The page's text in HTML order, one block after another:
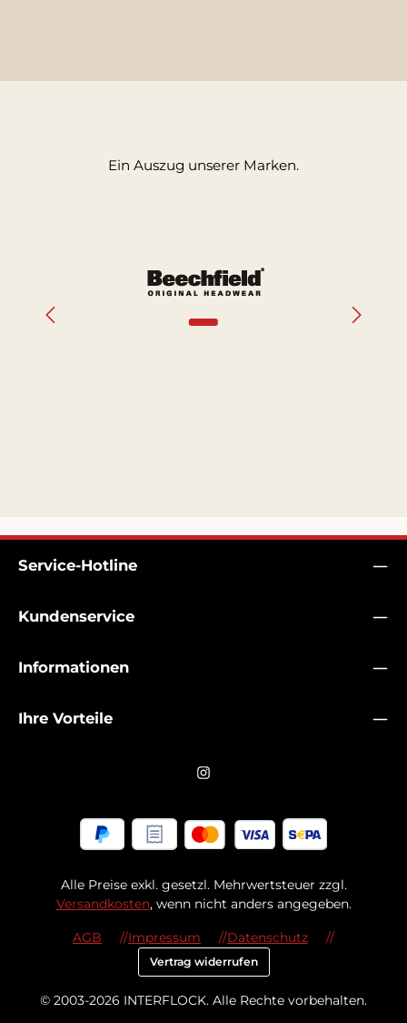
Ein Auszug unserer Marken.
Bildergalerie überspringen
Service-Hotline
Kundenservice
Informationen
Ihre Vorteile
Alle Preise exkl. gesetzl. Mehrwertsteuer zzgl.
Versandkosten, wenn nicht anders angegeben.
© 2003-2026 INTERFLOCK. Alle Rechte vorbehalten.
AGB Impressum Datenschutz
Vertrag widerrufen